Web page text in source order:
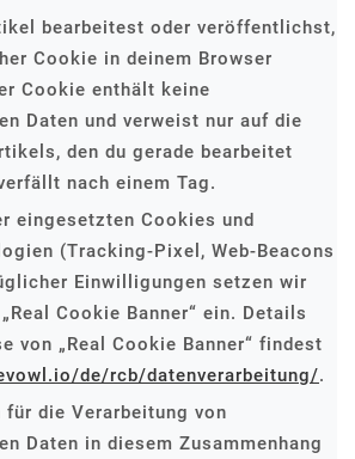
bearbeitest oder veröffentlichst,
Cookie in deinem Browser
Cookie enthält keine
Daten und verweist nur auf die
den du gerade bearbeitet
nach einem Tag.
eingesetzten Cookies und
(Tracking-Pixel, Web-Beacons
Einwilligungen setzen wir
Cookie Banner“ ein. Details
von „Real Cookie Banner“ findest
de/rcb/datenverarbeitung/.
für die Verarbeitung von
Daten in diesem Zusammenhang